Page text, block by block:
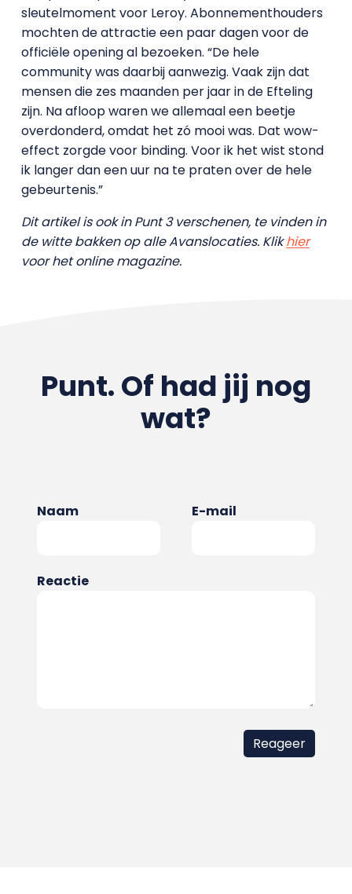
sleutelmoment voor Leroy. Abonnementhouders
mochten de attractie een paar dagen voor de
officiële opening al bezoeken. “De hele
community was daarbij aanwezig. Vaak zijn dat
mensen die zes maanden per jaar in de Efteling
zijn. Na afloop waren we allemaal een beetje
overdonderd, omdat het zó mooi was. Dat wow-
effect zorgde voor binding. Voor ik het wist stond
ik langer dan een uur na te praten over de hele
gebeurtenis.”
Dit artikel is ook in Punt 3 verschenen, te vinden in
de witte bakken op alle Avanslocaties. Klikhier
voor het online magazine.
Punt. Of had jij nog
wat?
Naam E-mail
Reactie